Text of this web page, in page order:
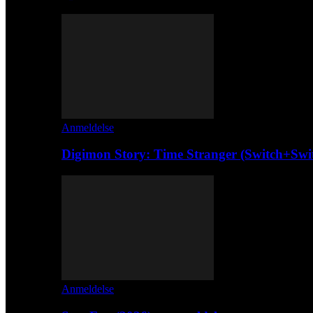
Anmeldelse
Digimon Story: Time Stranger
Anmeldelse